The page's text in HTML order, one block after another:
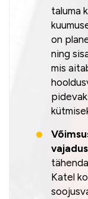
taluma
on
ning
mis
Katel